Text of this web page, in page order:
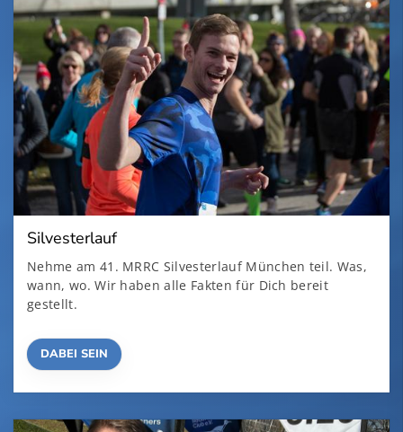
Silvesterlauf
Nehme am 41. MRRC Silvesterlauf München teil. Was,
wann, wo. Wir haben alle Fakten für Dich bereit
gestellt.
DABEI SEIN